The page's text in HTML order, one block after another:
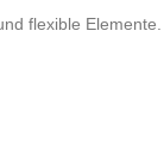
flexible Elemente.